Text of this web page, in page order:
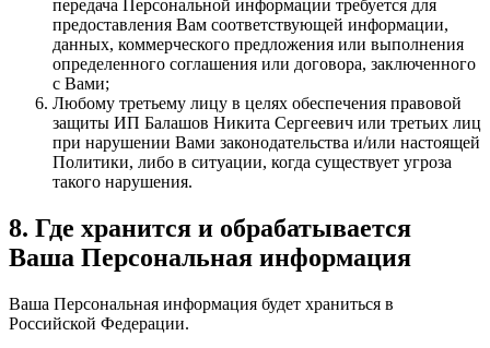
передача Персональной информации требуется для
предоставления Вам соответствующей информации,
данных, коммерческого предложения или выполнения
определенного соглашения или договора, заключенного
с Вами;
Любому третьему лицу в целях обеспечения правовой
защиты ИП Балашов Никита Сергеевич или третьих лиц
при нарушении Вами законодательства и/или настоящей
Политики, либо в ситуации, когда существует угроза
такого нарушения.
8. Где хранится и обрабатывается
Ваша Персональная информация
Ваша Персональная информация будет храниться в
Российской Федерации.